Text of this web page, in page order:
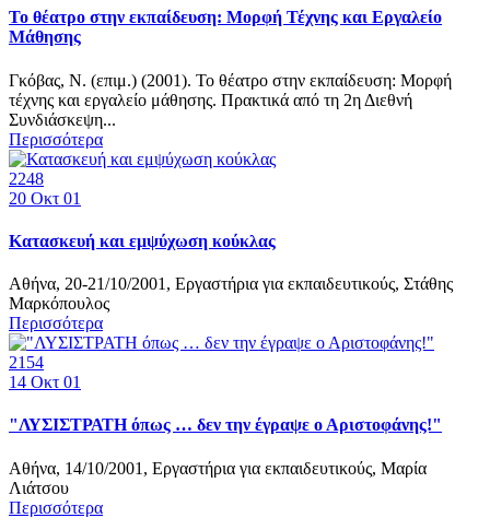
Το θέατρο στην εκπαίδευση: Μορφή Τέχνης και Εργαλείο
Μάθησης
Γκόβας, Ν. (επιμ.) (2001). Το θέατρο στην εκπαίδευση: Μορφή
τέχνης και εργαλείο μάθησης. Πρακτικά από τη 2η Διεθνή
Συνδιάσκεψη...
Περισσότερα
2248
20 Οκτ 01
Κατασκευή και εμψύχωση κούκλας
Αθήνα, 20-21/10/2001, Εργαστήρια για εκπαιδευτικούς, Στάθης
Μαρκόπουλος
Περισσότερα
2154
14 Οκτ 01
"ΛΥΣΙΣΤΡΑΤΗ όπως … δεν την έγραψε ο Αριστοφάνης!"
Αθήνα, 14/10/2001, Εργαστήρια για εκπαιδευτικούς, Μαρία
Λιάτσου
Περισσότερα